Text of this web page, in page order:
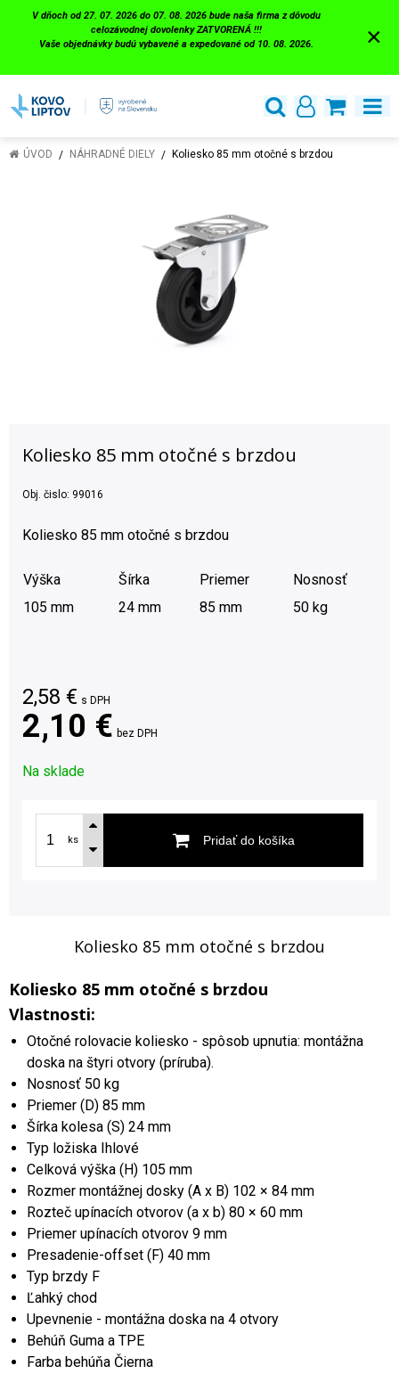
V dňoch od 27. 07. 2026 do 07. 08. 2026 bude naša firma z dôvodu
celozávodnej dovolenky ZATVORENÁ !!!
Vaše objednávky budú vybavené a expedované od 10. 08. 2026.
×
ÚVOD NÁHRADNÉ DIELY Koliesko 85 mm otočné s brzdou
Koliesko 85 mm otočné s brzdou
Obj. čislo: 99016
Koliesko 85 mm otočné s brzdou
Výška Šírka Priemer
Nosnosť
105 mm
24 mm 85 mm 50 kg
2,58 € s DPH
2,10 € bez DPH
Na sklade
ks Pridať do košíka
Koliesko 85 mm otočné s brzdou
Koliesko 85 mm otočné s brzdou
Vlastnosti:
Otočné rolovacie koliesko - spôsob upnutia: montážna
doska na štyri otvory (príruba).
Nosnosť 50 kg
Priemer (D) 85 mm
Šírka kolesa (S) 24 mm
Typ ložiska Ihlové
Celková výška (H) 105 mm
Rozmer montážnej dosky (A x B) 102 × 84 mm
Rozteč upínacích otvorov (a x b) 80 × 60 mm
Priemer upínacích otvorov 9 mm
Presadenie-offset (F) 40 mm
Typ brzdy F
Ľahký chod
Upevnenie - montážna doska na 4 otvory
Behúň Guma a TPE
Farba behúňa Čierna